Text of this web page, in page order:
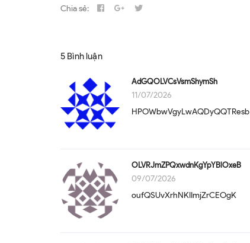
Chia sẻ:
5 Bình luận
AdGQOLVCsVsmShymSh
11/07/2026
HPOWbwVgyLwAQDyQQTResb
OLVRJmZPQxwdnKgYpYBlOxeB
09/07/2026
oufQSUvXrhNKIImjZrCEOgK